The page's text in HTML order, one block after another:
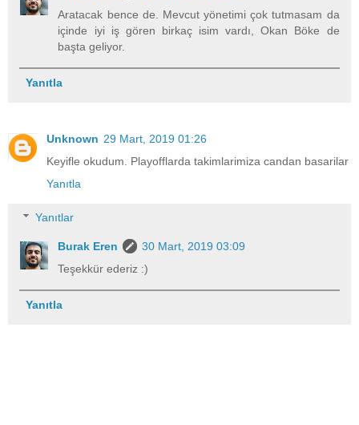
Aratacak bence de. Mevcut yönetimi çok tutmasam da
içinde iyi iş gören birkaç isim vardı, Okan Böke de
başta geliyor.
Yanıtla
Unknown 29 Mart, 2019 01:26
Keyifle okudum. Playofflarda takimlarimiza candan basarilar
Yanıtla
Yanıtlar
Burak Eren
30 Mart, 2019 03:09
Teşekkür ederiz :)
Yanıtla